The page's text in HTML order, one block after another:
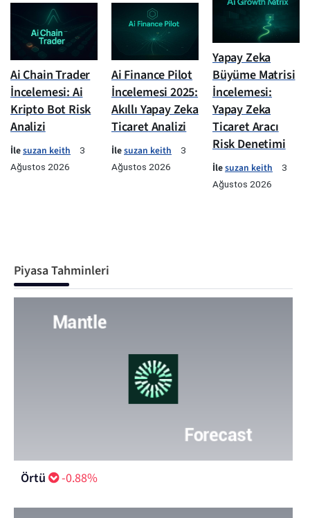
Ai Chain Trader
İncelemesi: Ai
Kripto Bot Risk
Analizi
İlesuzan keith
3
Ağustos 2026
Ai Finance Pilot
İncelemesi 2025:
Akıllı Yapay Zeka
Ticaret Analizi
İlesuzan keith
3
Ağustos 2026
Yapay Zeka
Büyüme Matrisi
İncelemesi:
Yapay Zeka
Ticaret Aracı
Risk Denetimi
İlesuzan keith
3
Ağustos 2026
Piyasa Tahminleri
Örtü -0.88%